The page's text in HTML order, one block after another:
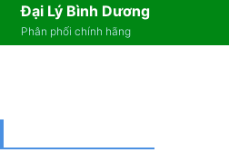
Đại Lý Bình Dương
Phân phối chính hãng